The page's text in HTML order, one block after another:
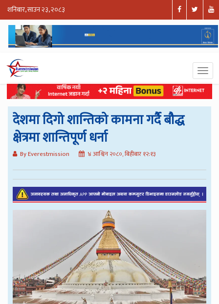
शनिबार, साउन २३, २०८३
देशमा दिगो शान्तिको कामना गर्दै बौद्ध
क्षेत्रमा शान्तिपूर्ण धर्ना
By Everestmission ४ आश्विन २०८०, बिहीबार १२:१३